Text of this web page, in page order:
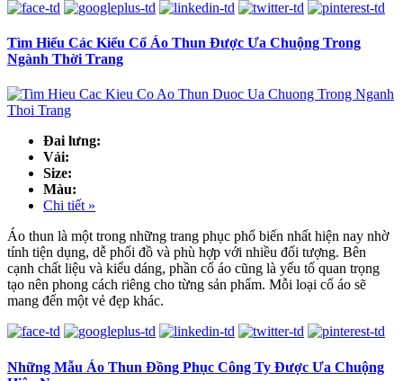
Tìm Hiểu Các Kiểu Cổ Áo Thun Được Ưa Chuộng Trong
Ngành Thời Trang
Đai lưng:
Vải:
Size:
Màu:
Chi tiết »
Áo thun là một trong những trang phục phổ biến nhất hiện nay nhờ
tính tiện dụng, dễ phối đồ và phù hợp với nhiều đối tượng. Bên
cạnh chất liệu và kiểu dáng, phần cổ áo cũng là yếu tố quan trọng
tạo nên phong cách riêng cho từng sản phẩm. Mỗi loại cổ áo sẽ
mang đến một vẻ đẹp khác.
Những Mẫu Áo Thun Đồng Phục Công Ty Được Ưa Chuộng